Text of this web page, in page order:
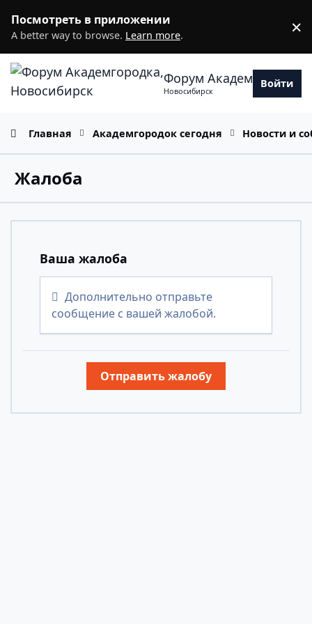
Посмотреть в приложении
A better way to browse. Learn more. ×
Форум Академгородка
Новосибирск
Войти
Главная Академгородок сегодня Новости и
Жалоба
Ваша жалоба
Дополнительно отправьте
сообщение с вашей жалобой.
Отправить жалобу